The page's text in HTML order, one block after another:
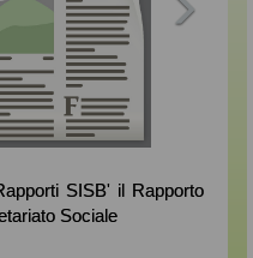
SISB' il Rapporto
Sociale